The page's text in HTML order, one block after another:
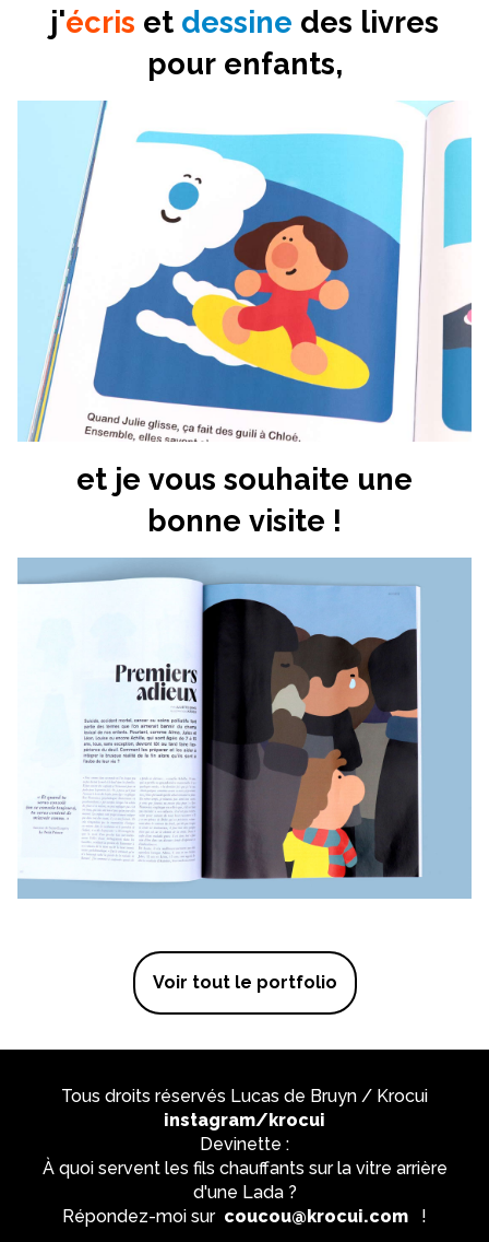
j'écris et dessine des livres
pour enfants,
et je vous souhaite une
bonne visite !
Voir tout le portfolio
Tous droits réservés Lucas de Bruyn / Krocui
instagram/krocui
Devinette :
À quoi servent les fils chauffants sur la vitre arrière
d'une Lada ?
Répondez-moi sur coucou@krocui.com !